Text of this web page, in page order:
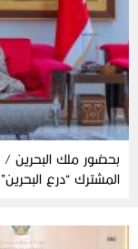
بحضور ملك البحرين
المشترك “درع البحرين”